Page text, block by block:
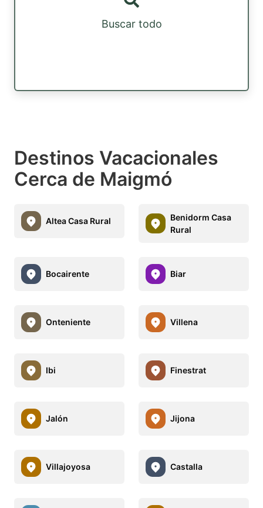
Buscar todo
Destinos Vacacionales
Cerca de Maigmó
Altea Casa Rural
Benidorm Casa
Rural
Bocairente Biar
Onteniente Villena
Ibi Finestrat
Jalón Jijona
Villajoyosa Castalla